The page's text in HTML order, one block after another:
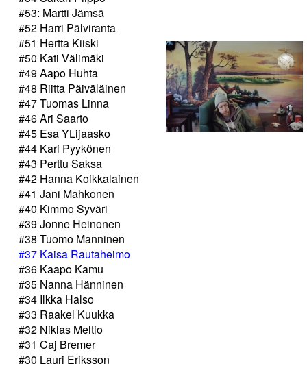
#53: Martti Jämsä
#52 Harri Pälviranta
#51 Hertta Kiiski
#50 Kati Välimäki
#49 Aapo Huhta
#48 Riitta Päiväläinen
#47 Tuomas Linna
#46 Ari Saarto
#45 Esa YLijaasko
#44 Kari Pyykönen
#43 Perttu Saksa
#42 Hanna Koikkalainen
#41 Jani Mahkonen
#40 Kimmo Syväri
#39 Jonne Heinonen
#38 Tuomo Manninen
#37 Kaisa Rautaheimo
#36 Kaapo Kamu
#35 Nanna Hänninen
#34 Ilkka Halso
#33 Raakel Kuukka
#32 Niklas Meltio
#31 Caj Bremer
#30 Lauri Eriksson